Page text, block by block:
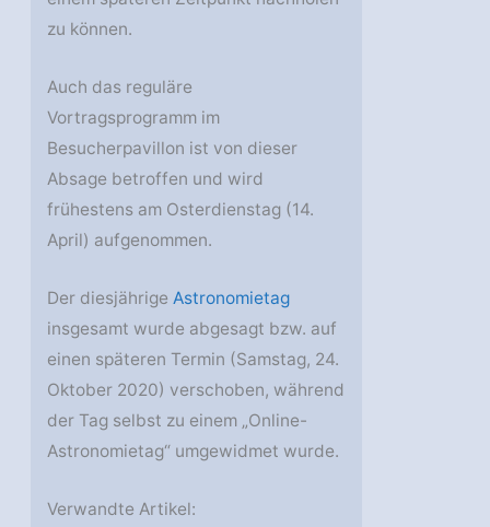
zu können.
Auch das reguläre
Vortragsprogramm im
Besucherpavillon ist von dieser
Absage betroffen und wird
frühestens am Osterdienstag (14.
April) aufgenommen.
Der diesjährige Astronomietag
insgesamt wurde abgesagt bzw. auf
einen späteren Termin (Samstag, 24.
Oktober 2020) verschoben, während
der Tag selbst zu einem „Online-
Astronomietag“ umgewidmet wurde.
Verwandte Artikel: